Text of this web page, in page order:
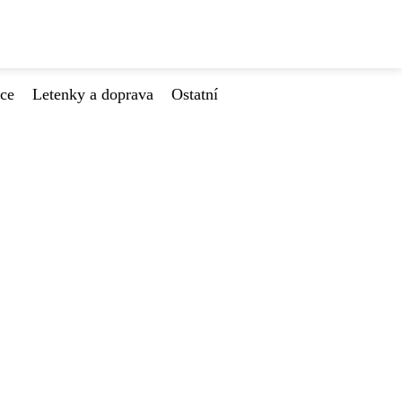
Letenky a doprava Ostatní